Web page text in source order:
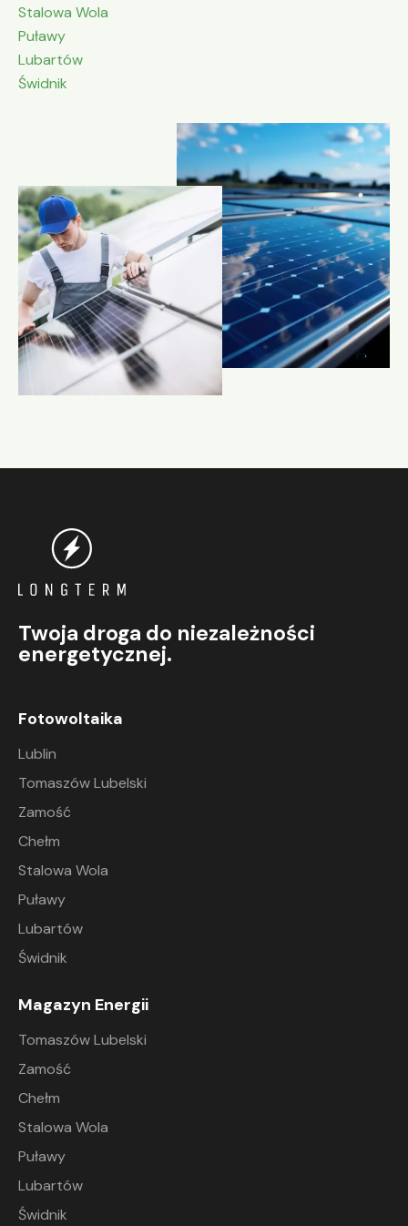
Stalowa Wola
Puławy
Lubartów
Świdnik
Twoja droga do niezależności
energetycznej.
Fotowoltaika
Lublin
Tomaszów Lubelski
Zamość
Chełm
Stalowa Wola
Puławy
Lubartów
Świdnik
Magazyn Energii
Tomaszów Lubelski
Zamość
Chełm
Stalowa Wola
Puławy
Lubartów
Świdnik